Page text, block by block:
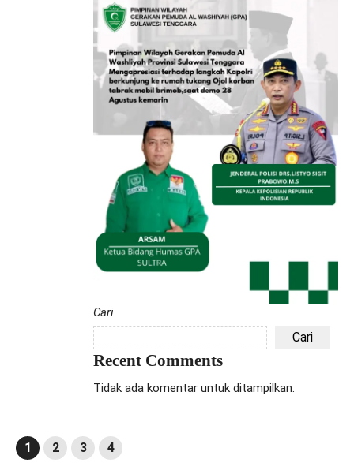
Cari
Cari
Recent Comments
Tidak ada komentar untuk ditampilkan.
1 2 3 4